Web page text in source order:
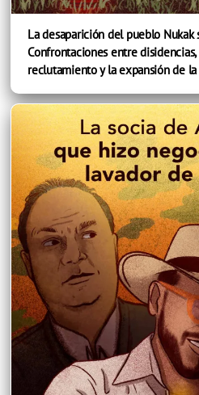
La desaparición del pueblo Nukak
Confrontaciones entre disidencias,
reclutamiento y la expansión de la